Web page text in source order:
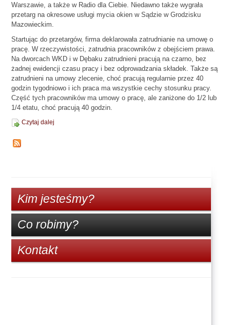
Warszawie, a także w Radio dla Ciebie. Niedawno także wygrała
przetarg na okresowe usługi mycia okien w Sądzie w Grodzisku
Mazowieckim.
Startując do przetargów, firma deklarowała zatrudnianie na umowę o
pracę. W rzeczywistości, zatrudnia pracowników z obejściem prawa.
Na dworcach WKD i w Dębaku zatrudnieni pracują na czarno, bez
żadnej ewidencji czasu pracy i bez odprowadzania składek. Także są
zatrudnieni na umowy zlecenie, choć pracują regularnie przez 40
godzin tygodniowo i ich praca ma wszystkie cechy stosunku pracy.
Część tych pracowników ma umowy o pracę, ale zaniżone do 1/2 lub
1/4 etatu, choć pracują 40 godzin.
Czytaj dalej
Kim jesteśmy?
Co robimy?
Kontakt